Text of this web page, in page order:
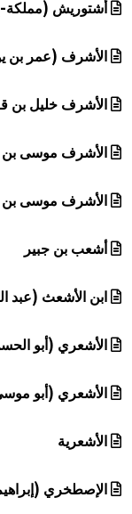
أشتوريش
الأشرف (عمر
الأشرف خليل بن
الأشرف موسى بن
الأشرف موسى بن
أشعب بن جبير
ابن الأشعث (عبد
الأشعري (أبو
الأشعري (أبو
الأشعرية
الإصطخري